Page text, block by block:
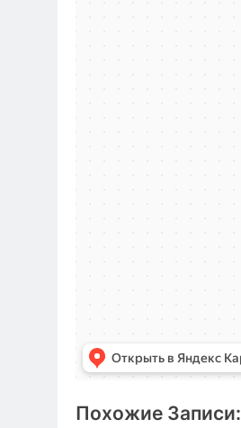
Похожие Записи: